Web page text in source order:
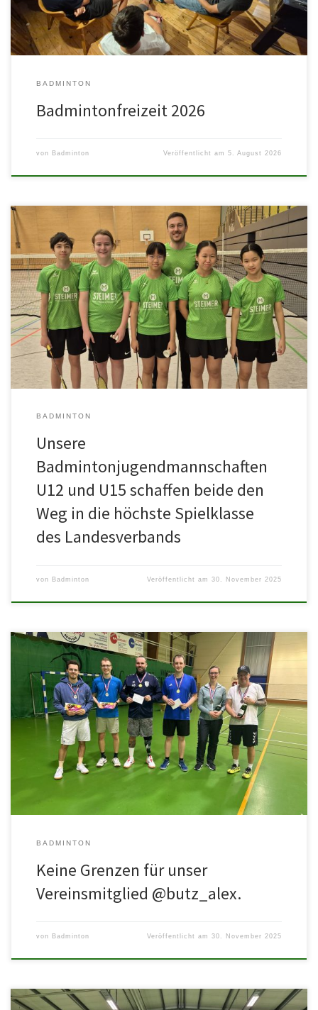
BADMINTON
Badmintonfreizeit 2026
von Badminton Veröffentlicht am5. August 2026
Während die U15 eine Niederlage hinnehmen muss, bei der die
Nachwuchssportler wirklich beinahe noch die Sensation gegen
den Favoriten hätte […]
BADMINTON
Unsere
Badmintonjugendmannschaften
U12 und U15 schaffen beide den
Weg in die höchste Spielklasse
des Landesverbands
von Badminton Veröffentlicht am30. November 2025
Alex kennt kein „geht nicht“ und so stand der
Unterschenkelamputierte vor wenigen Monaten plötzlich in
unserem Training und bereichert seitdem […]
BADMINTON
Keine Grenzen für unser
Vereinsmitglied @butz_alex.
von Badminton Veröffentlicht am30. November 2025